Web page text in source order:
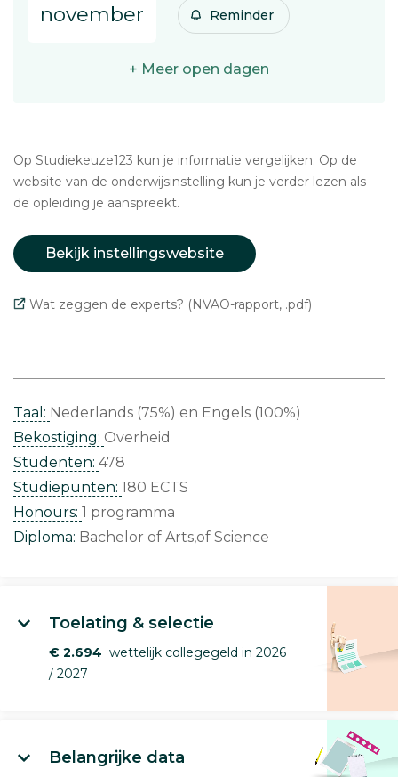
november Reminder
+ Meer open dagen
Op Studiekeuze123 kun je informatie vergelijken. Op de
website van de onderwijsinstelling kun je verder lezen als
de opleiding je aanspreekt.
Bekijk instellingswebsite
Wat zeggen de experts? (NVAO-rapport, .pdf)
Taal: Nederlands (75%)
Engels (100%)
Bekostiging: Overheid
Studenten: 478
Studiepunten: 180 ECTS
Honours: 1 programma
Diploma: Bachelor of Arts,of Science
Toelating & selectie
€ 2.694 wettelijk collegegeld in 2026
/ 2027
Belangrijke data